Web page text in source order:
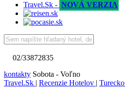
Travel.Sk - NOVÁ VERZIA
02/33872835
kontakty Sobota - Voľno
Travel.Sk | Recenzie Hotelov | Turecko